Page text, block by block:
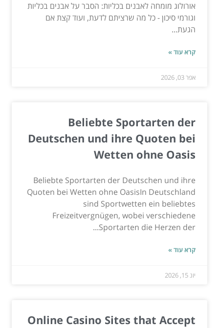
אורולוג מומחה לאבנים בכליות: הסבר על אבנים בכליות
וגורמי סיכון - כל מה שרציתם לדעת, ועוד קצת אם
הגעת...
קרא עוד »
אפר 03, 2026
Beliebte Sportarten der
Deutschen und ihre Quoten bei
Wetten ohne Oasis
Beliebte Sportarten der Deutschen und ihre
Quoten bei Wetten ohne OasisIn Deutschland
sind Sportwetten ein beliebtes
Freizeitvergnügen, wobei verschiedene
Sportarten die Herzen der...
קרא עוד »
יונ 15, 2026
Online Casino Sites that Accept